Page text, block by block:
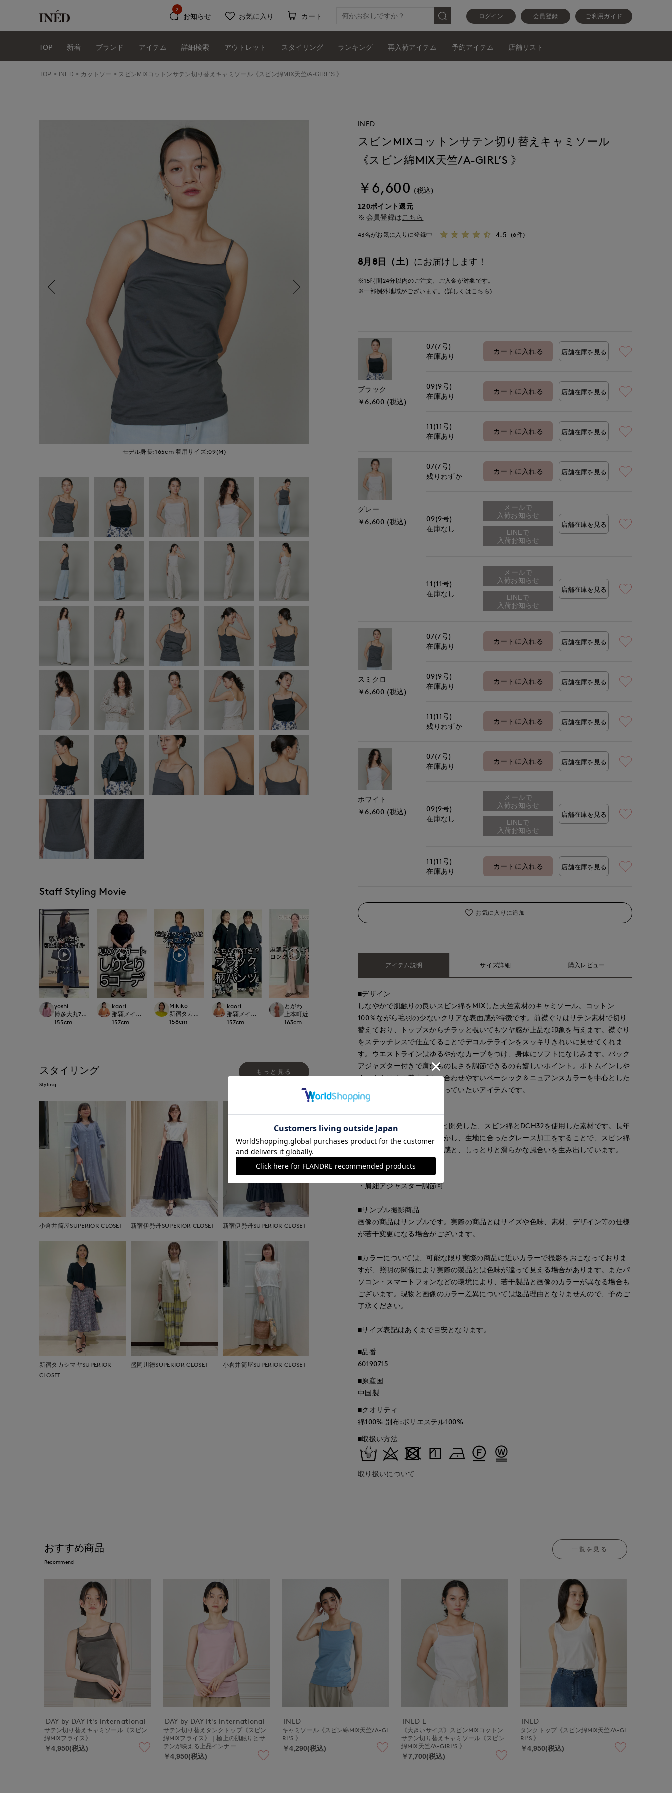
ログイン 会員登録 ご利用ガイド
お知らせ
2
お気に入り カート
TOP 新着 ブランド アイテム 詳細検索 アウトレット スタイリング ランキング 再入荷アイテム 予約アイテム 店舗リスト
TOP INED カットソー スビンMIXコットンサテン切り替えキャミソール《スビン綿MIX天竺/A-GIRL’S 》
モデル身長:165cm 着用サイズ:09(M)
Staff Styling Movie
yoshi
博多大丸7-IDconcept.
155cm
kaori
那覇メインプレイスI.T.'S.international
157cm
Mikiko
新宿タカシマヤSUPERIOR CLOSET
158cm
kaori
那覇メインプレイスI.T.'S.international
157cm
とがわ
上本町近鉄SUPERIORCLOSET
163cm
福山天満屋店INED/7-IDconcept./Maglie
cm
Jinda
広島三越SUPERIORCLOSET
170cm
fumiki
小倉井筒屋SUPERIOR CLOSET
159cm
fumiki
小倉井筒屋SUPERIOR CLOSET
159cm
yoshi
博多大丸7-IDconcept.
155
cm
スタイリング
Styling
もっと見る
小倉井筒屋SUPERIOR CLOSET 新宿伊勢丹SUPERIOR CLOSET 新宿伊勢丹SUPERIOR CLOSET
新宿タカシマヤSUPERIOR
CLOSET
盛岡川徳SUPERIOR CLOSET 小倉井筒屋SUPERIOR CLOSET
INED
スビンMIXコットンサテン切り替えキャミソール
《スビン綿MIX天竺/A-GIRL’S 》
￥6,600 (税込)
120ポイント還元
会員登録は こちら
43名がお気に入りに登録中 4.5 (6件)
8月8日（土） にお届けします！
※15時間24分以内のご注文、ご入金が対象です。
※一部例外地域がございます。(詳しくはこちら )
ブラック
￥6,600 (税込)
07(7号)
在庫あり
カートに入れる 店舗在庫を見る
09(9号)
在庫あり
カートに入れる 店舗在庫を見る
11(11号)
在庫あり
カートに入れる 店舗在庫を見る
グレー
￥6,600 (税込)
07(7号)
残りわずか
カートに入れる 店舗在庫を見る
09(9号)
在庫なし
メールで
入荷お知らせ
店舗在庫を見る
11(11号)
在庫なし
メールで
入荷お知らせ
店舗在庫を見る
スミクロ
￥6,600 (税込)
07(7号)
在庫あり
カートに入れる 店舗在庫を見る
09(9号)
在庫あり
カートに入れる 店舗在庫を見る
11(11号)
残りわずか
カートに入れる 店舗在庫を見る
ホワイト
￥6,600 (税込)
07(7号)
在庫あり
カートに入れる 店舗在庫を見る
09(9号)
在庫なし
メールで
入荷お知らせ
店舗在庫を見る
11(11号)
在庫あり
カートに入れる 店舗在庫を見る
お気に入りに追加
アイテム説明 サイズ詳細 購入レビュー
■デザイン
しなやかで肌触りの良いスビン綿をMIXした天竺素材のキャミソール。コットン
100％ながら毛羽の少ないクリアな表面感が特徴です。前襟ぐりはサテン素材で切り
替えており、トップスからチラッと覗いてもツヤ感が上品な印象を与えます。襟ぐり
をステッチレスで仕立てることでデコルテラインをスッキリきれいに見せてくれま
す。ウエストラインはゆるやかなカーブをつけ、身体にソフトになじみます。バック
アジャズター付きで肩ひもの長さを調節できるのも嬉しいポイント。ボトムインしや
すいやや長めの着丈です。合わせやすいベーシック＆ニュアンスカラーを中心とした
カラー展開で、何枚でも持っていたいアイテムです。
■素材
スビンMix天竺はA-GIRL'Sと開発した、スビン綿とDCH32を使用した素材です。長年
の技術で編み機の特性を生かし、生地に合ったグレース加工をすることで、スビン綿
のもつ上品な光沢とぬめり感と、しっとりと滑らかな風合いを生み出しています。
・水洗い可
・肩紐アジャスター調節可
■サンプル撮影商品
画像の商品はサンプルです。実際の商品とはサイズや色味、素材、デザイン等の仕様
が若干変更になる場合がございます。
■カラーについては、可能な限り実際の商品に近いカラーで撮影をおこなっておりま
すが、照明の関係により実際の製品とは色味が違って見える場合があります。またパ
ソコン・スマートフォンなどの環境により、若干製品と画像のカラーが異なる場合も
ございます。現物と画像のカラー差異については返品理由となりませんので、予めご
了承ください。
■サイズ表記はあくまで目安となります。
■品番
60190715
■原産国
中国製
■クオリティ
綿100% 別布:ポリエステル100%
■取扱い方法
取り扱いについて
おすすめ商品
Recommend
一覧を見る
DAY by DAY It's international
サテン切り替えキャミソール《スビン
綿MIXフライス》
￥4,950(税込)
DAY by DAY It's international
サテン切り替えタンクトップ《スビン
綿MIXフライス》｜極上の肌触りとサ
テンが映える上品インナー
￥4,950(税込)
INED
キャミソール《スビン綿MIX天竺/A-GI
RL’S 》
￥4,290(税込)
INED L
《大きいサイズ》スビンMIXコットン
サテン切り替えキャミソール《スビン
綿MIX天竺/A-GIRL’S 》
￥7,700(税込)
INED
タンクトップ《スビン綿MIX天竺/A-GI
RL’S 》
￥4,950(税込)